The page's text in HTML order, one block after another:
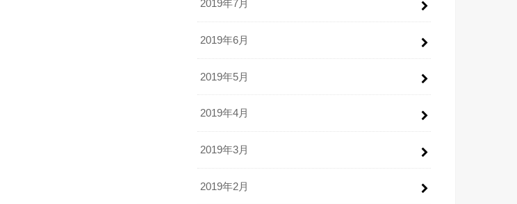
2019年7月
2019年6月
2019年5月
2019年4月
2019年3月
2019年2月